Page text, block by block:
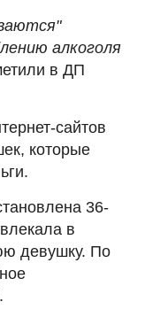
алкоголя
в ДП
сайтов
которые
36-
в
девушку. По